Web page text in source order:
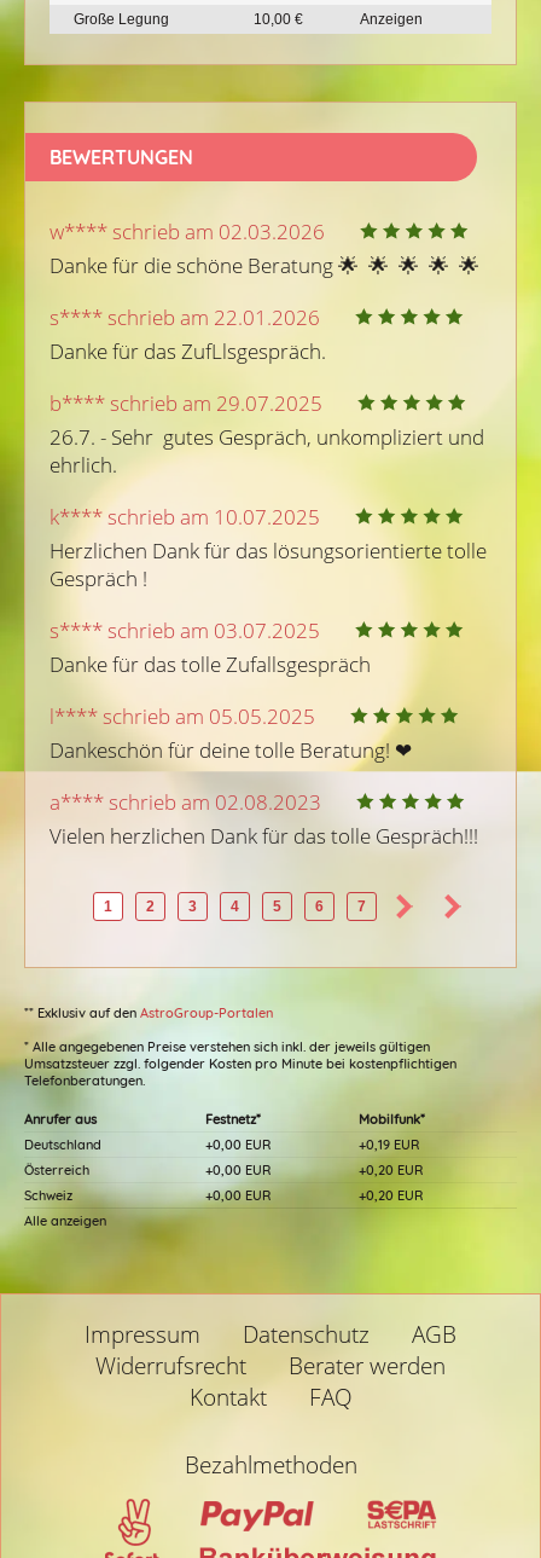
Große Legung
10,00 € Anzeigen
BEWERTUNGEN
w**** schrieb am 02.03.2026
Danke für die schöne Beratung 🌟  🌟  🌟  🌟  🌟
s**** schrieb am 22.01.2026
Danke für das ZufLlsgespräch.
b**** schrieb am 29.07.2025
26.7. - Sehr  gutes Gespräch, unkompliziert und
ehrlich.
k**** schrieb am 10.07.2025
Herzlichen Dank für das lösungsorientierte tolle
Gespräch !
s**** schrieb am 03.07.2025
Danke für das tolle Zufallsgespräch
l**** schrieb am 05.05.2025
Dankeschön für deine tolle Beratung! ❤
a**** schrieb am 02.08.2023
Vielen herzlichen Dank für das tolle Gespräch!!!
1 2 3 4 5 6 7
** Exklusiv auf den AstroGroup-Portalen
* Alle angegebenen Preise verstehen sich inkl. der jeweils gültigen
Umsatzsteuer zzgl. folgender Kosten pro Minute bei kostenpflichtigen
Telefonberatungen.
Anrufer aus Festnetz*
Mobilfunk*
Deutschland
+0,00 EUR
+0,19 EUR
Österreich
+0,00 EUR
+0,20 EUR
Schweiz
+0,00 EUR
+0,20 EUR
Alle anzeigen
Impressum Datenschutz
AGB
Widerrufsrecht
Berater werden
Kontakt
FAQ
Bezahlmethoden